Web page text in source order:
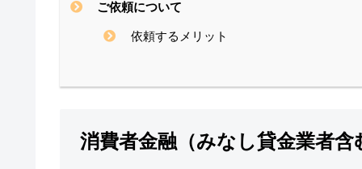
ご依頼について
依頼するメリット
消費者金融（みなし貸金業者含